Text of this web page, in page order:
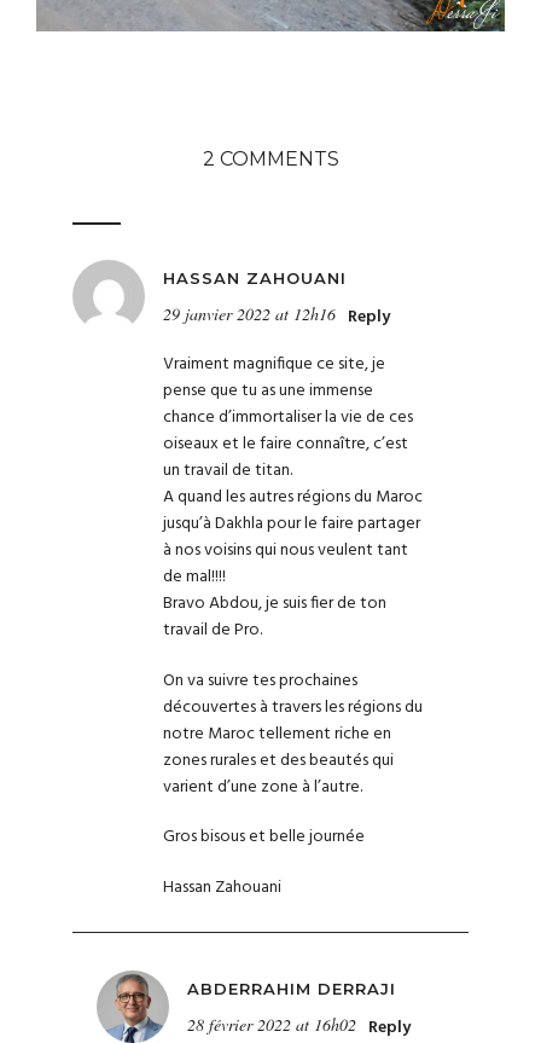
2 COMMENTS
HASSAN ZAHOUANI
29 janvier 2022 at 12h16 Reply
Vraiment magnifique ce site, je
pense que tu as une immense
chance d’immortaliser la vie de ces
oiseaux et le faire connaître, c’est
un travail de titan.
A quand les autres régions du Maroc
jusqu’à Dakhla pour le faire partager
à nos voisins qui nous veulent tant
de mal!!!!
Bravo Abdou, je suis fier de ton
travail de Pro.
On va suivre tes prochaines
découvertes à travers les régions du
notre Maroc tellement riche en
zones rurales et des beautés qui
varient d’une zone à l’autre.
Gros bisous et belle journée
Hassan Zahouani
ABDERRAHIM DERRAJI
28 février 2022 at 16h02 Reply